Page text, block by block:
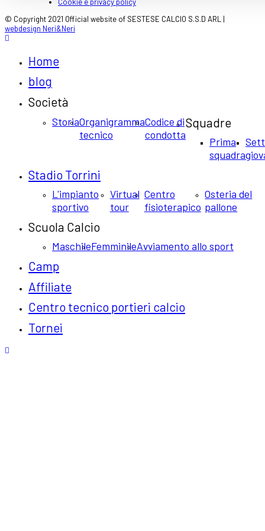
© Copyright 2021 Official website of SESTESE CALCIO S.S.D ARL |
webdesign Neri&Neri
Home
blog
Società
StoriaOrganigramma
tecnico
Codice di
condotta
Squadre
Prima
squadra
Stadio Torrini
L'impianto
sportivo
Virtual
tour
Centro
fisioterapico
Osteria del
pallone
Scuola Calcio
MaschileFemminileAvviamento allo sport
Camp
Affiliate
Centro tecnico portieri calcio
Tornei